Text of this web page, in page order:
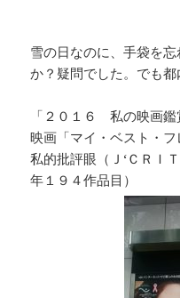
雪の日なのに、手袋を
か？疑問でした。でも都
「２０１６ 私の映画鑑
映画「マイ・ベスト・フ
私的批評眼（Ｊ‘ＣＲ
年１９４作品目）